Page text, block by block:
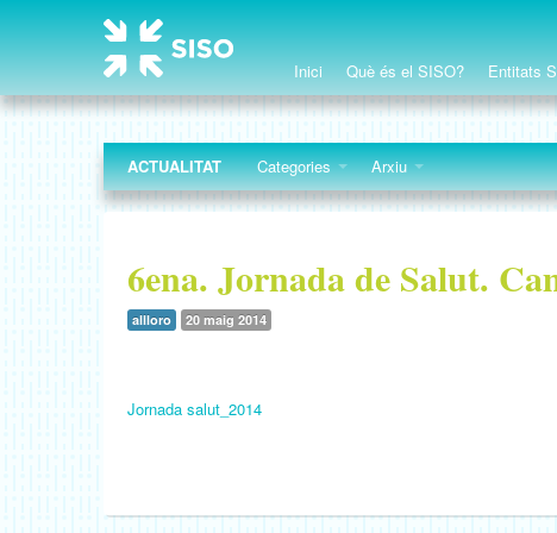
Inici Què és el SISO? Entitats
ACTUALITAT Categories Arxiu
6ena. Jornada de Salut.
allloro 20 maig 2014
Jornada salut_2014